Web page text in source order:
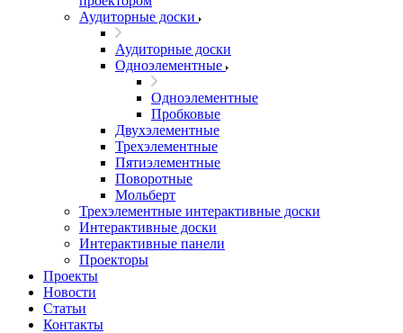
Аудиторные доски
Аудиторные доски
Одноэлементные
Одноэлементные
Пробковые
Двухэлементные
Трехэлементные
Пятиэлементные
Поворотные
Мольберт
Трехэлементные интерактивные доски
Интерактивные доски
Интерактивные панели
Проекторы
Проекты
Новости
Статьи
Контакты